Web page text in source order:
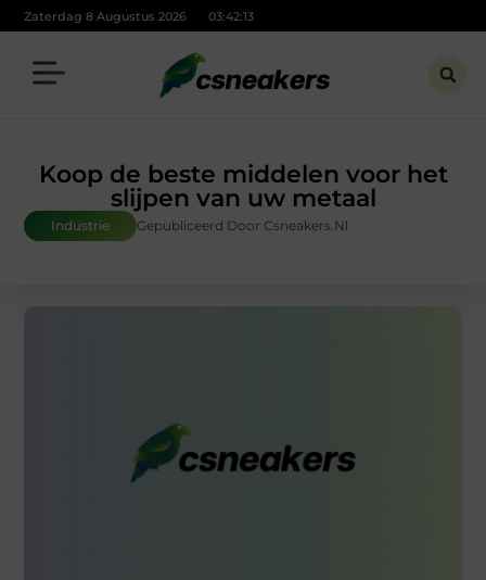
Zaterdag 8 Augustus 2026 03:42:14
Koop de beste middelen voor het
slijpen van uw metaal
Industrie Gepubliceerd Door Csneakers.nl